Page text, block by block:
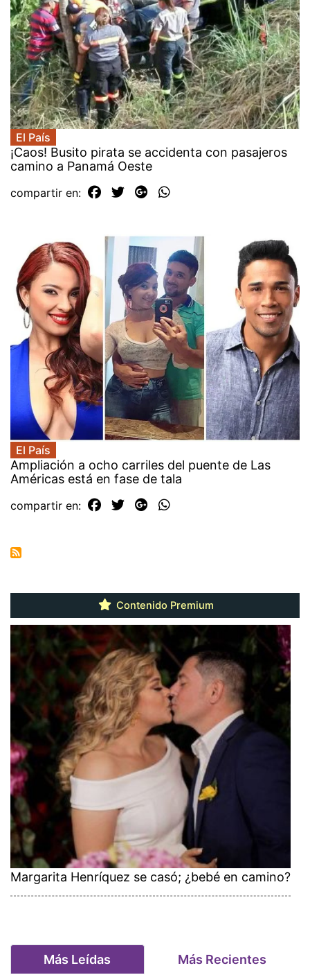
El País
¡Caos! Busito pirata se accidenta con pasajeros
camino a Panamá Oeste
compartir en:
El País
Ampliación a ocho carriles del puente de Las
Américas está en fase de tala
compartir en:
Contenido Premium
Margarita Henríquez se casó; ¿bebé en camino?
Más Leídas Más Recientes